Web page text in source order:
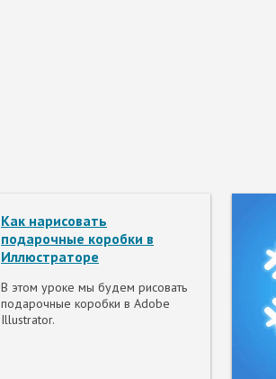
Как нарисовать
подарочные коробки в
Иллюстраторе
В этом уроке мы будем рисовать
подарочные коробки в Adobe
Illustrator.